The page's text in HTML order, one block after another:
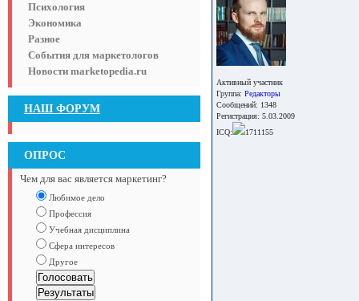
Психология
Экономика
Разное
События для маркетологов
Новости marketopedia.ru
НАШ ФОРУМ
ОПРОС
Чем для вас является маркетинг?
Любимое дело
Профессия
Учебная дисциплина
Сфера интересов
Другое
Активный участник
Группа: Редакторы
Сообщений: 1348
Регистрация: 5.03.2009
ICQ:
1711155